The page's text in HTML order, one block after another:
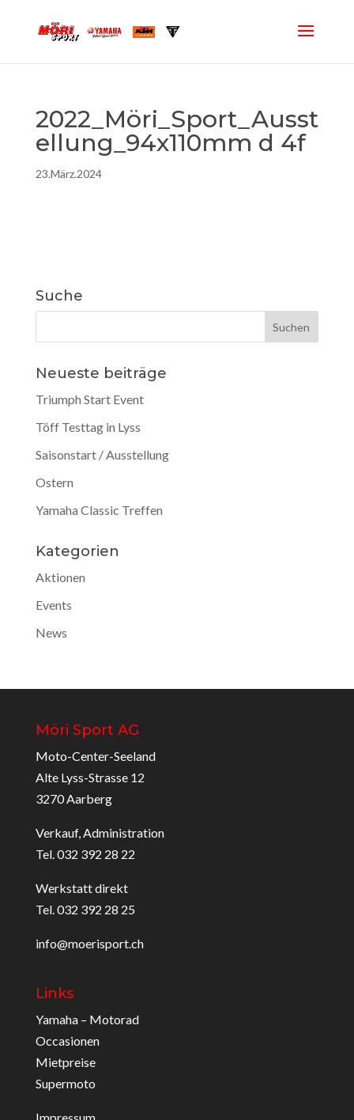
2022_Möri_Sport_Ausst
ellung_94x110mm d 4f
23.März.2024
Suche
Neueste beiträge
Triumph Start Event
Töff Testtag in Lyss
Saisonstart / Ausstellung
Ostern
Yamaha Classic Treffen
Kategorien
Aktionen
Events
News
Möri Sport AG
Moto-Center-Seeland
Alte Lyss-Strasse 12
3270 Aarberg
Verkauf, Administration
Tel. 032 392 28 22
Werkstatt direkt
Tel. 032 392 28 25
info@moerisport.ch
Links
Yamaha – Motorad
Occasionen
Mietpreise
Supermoto